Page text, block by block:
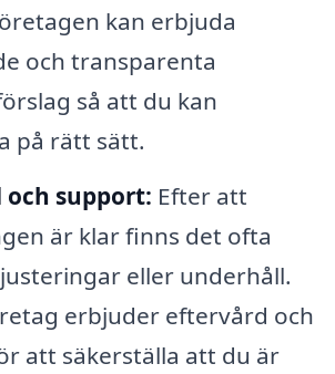
kan erbjuda
och transparenta
så att du kan
på rätt sätt.
och support: Efter att
är klar finns det ofta
eller underhåll.
erbjuder eftervård och
att säkerställa att du är